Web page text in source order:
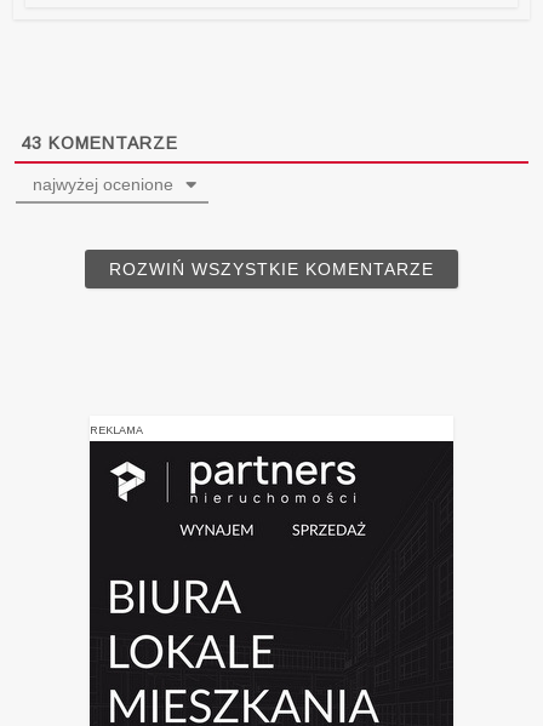
43 KOMENTARZE
najwyżej ocenione
ROZWIŃ WSZYSTKIE KOMENTARZE
REKLAMA